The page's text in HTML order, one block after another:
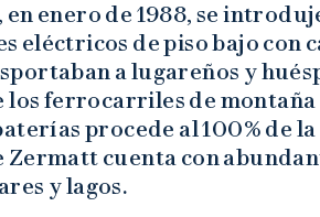
en enero de 1988, se
eléctricos de piso bajo con
a lugareños y
los ferrocarriles de montaña
procede al 100% de
cuenta con
y lagos.